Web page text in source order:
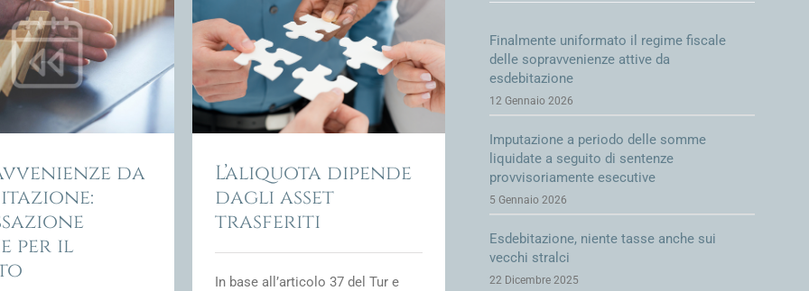
da
per il
dipende dagli asset
trasferiti
Fiscale e fiscalità della crisi
d'impresa
L’aliquota dipende
dagli asset
trasferiti
In base all’articolo 37 del Tur e
Finalmente uniformato il regime fiscale
delle sopravvenienze attive da
esdebitazione
12 Gennaio 2026
Imputazione a periodo delle somme
liquidate a seguito di sentenze
provvisoriamente esecutive
5 Gennaio 2026
Esdebitazione, niente tasse anche sui
vecchi stralci
22 Dicembre 2025